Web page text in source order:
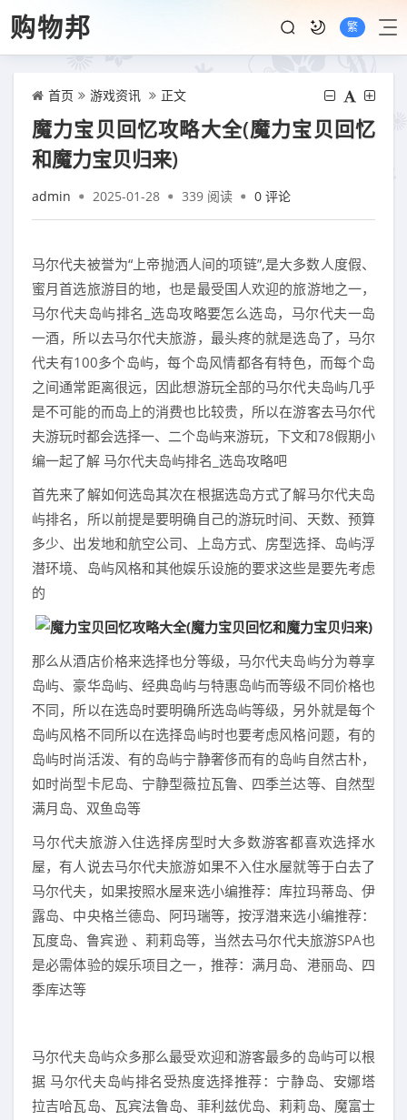
购物邦 繁
首页 游戏资讯 正文
魔力宝贝回忆攻略大全(魔力宝贝回忆
和魔力宝贝归来)
admin 2025-01-28 339 阅读 0 评论
马尔代夫被誉为“上帝抛洒人间的项链”,是大多数人度假、
蜜月首选旅游目的地，也是最受国人欢迎的旅游地之一，
马尔代夫岛屿排名_选岛攻略要怎么选岛，马尔代夫一岛
一酒，所以去马尔代夫旅游，最头疼的就是选岛了，马尔
代夫有100多个岛屿，每个岛风情都各有特色，而每个岛
之间通常距离很远，因此想游玩全部的马尔代夫岛屿几乎
是不可能的而岛上的消费也比较贵，所以在游客去马尔代
夫游玩时都会选择一、二个岛屿来游玩，下文和78假期小
编一起了解 马尔代夫岛屿排名_选岛攻略吧
首先来了解如何选岛其次在根据选岛方式了解马尔代夫岛
屿排名，所以前提是要明确自己的游玩时间、天数、预算
多少、出发地和航空公司、上岛方式、房型选择、岛屿浮
潜环境、岛屿风格和其他娱乐设施的要求这些是要先考虑
的
那么从酒店价格来选择也分等级，马尔代夫岛屿分为尊享
岛屿、豪华岛屿、经典岛屿与特惠岛屿而等级不同价格也
不同，所以在选岛时要明确所选岛屿等级，另外就是每个
岛屿风格不同所以在选择岛屿时也要考虑风格问题，有的
岛屿时尚活泼、有的岛屿宁静奢侈而有的岛屿自然古朴，
如时尚型卡尼岛、宁静型薇拉瓦鲁、四季兰达等、自然型
满月岛、双鱼岛等
马尔代夫旅游入住选择房型时大多数游客都喜欢选择水
屋，有人说去马尔代夫旅游如果不入住水屋就等于白去了
马尔代夫，如果按照水屋来选小编推荐：库拉玛蒂岛、伊
露岛、中央格兰德岛、阿玛瑞等，按浮潜来选小编推荐：
瓦度岛、鲁宾逊 、莉莉岛等，当然去马尔代夫旅游SPA也
是必需体验的娱乐项目之一，推荐：满月岛、港丽岛、四
季库达等
马尔代夫岛屿众多那么最受欢迎和游客最多的岛屿可以根
据 马尔代夫岛屿排名受热度选择推荐：宁静岛、安娜塔
拉吉哈瓦岛、瓦宾法鲁岛、菲利兹优岛、莉莉岛、魔富士